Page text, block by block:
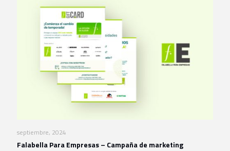
septiembre, 2024
Falabella Para Empresas – Campaña de marketing